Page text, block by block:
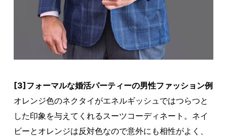
[3]フォーマルな婚活パーティーの男性ファッション例
オレンジ色のネクタイがエネルギッシュではつらつと
した印象を与えてくれるスーツコーディネート。ネイ
ビーとオレンジは反対色なので意外にも相性がよく、